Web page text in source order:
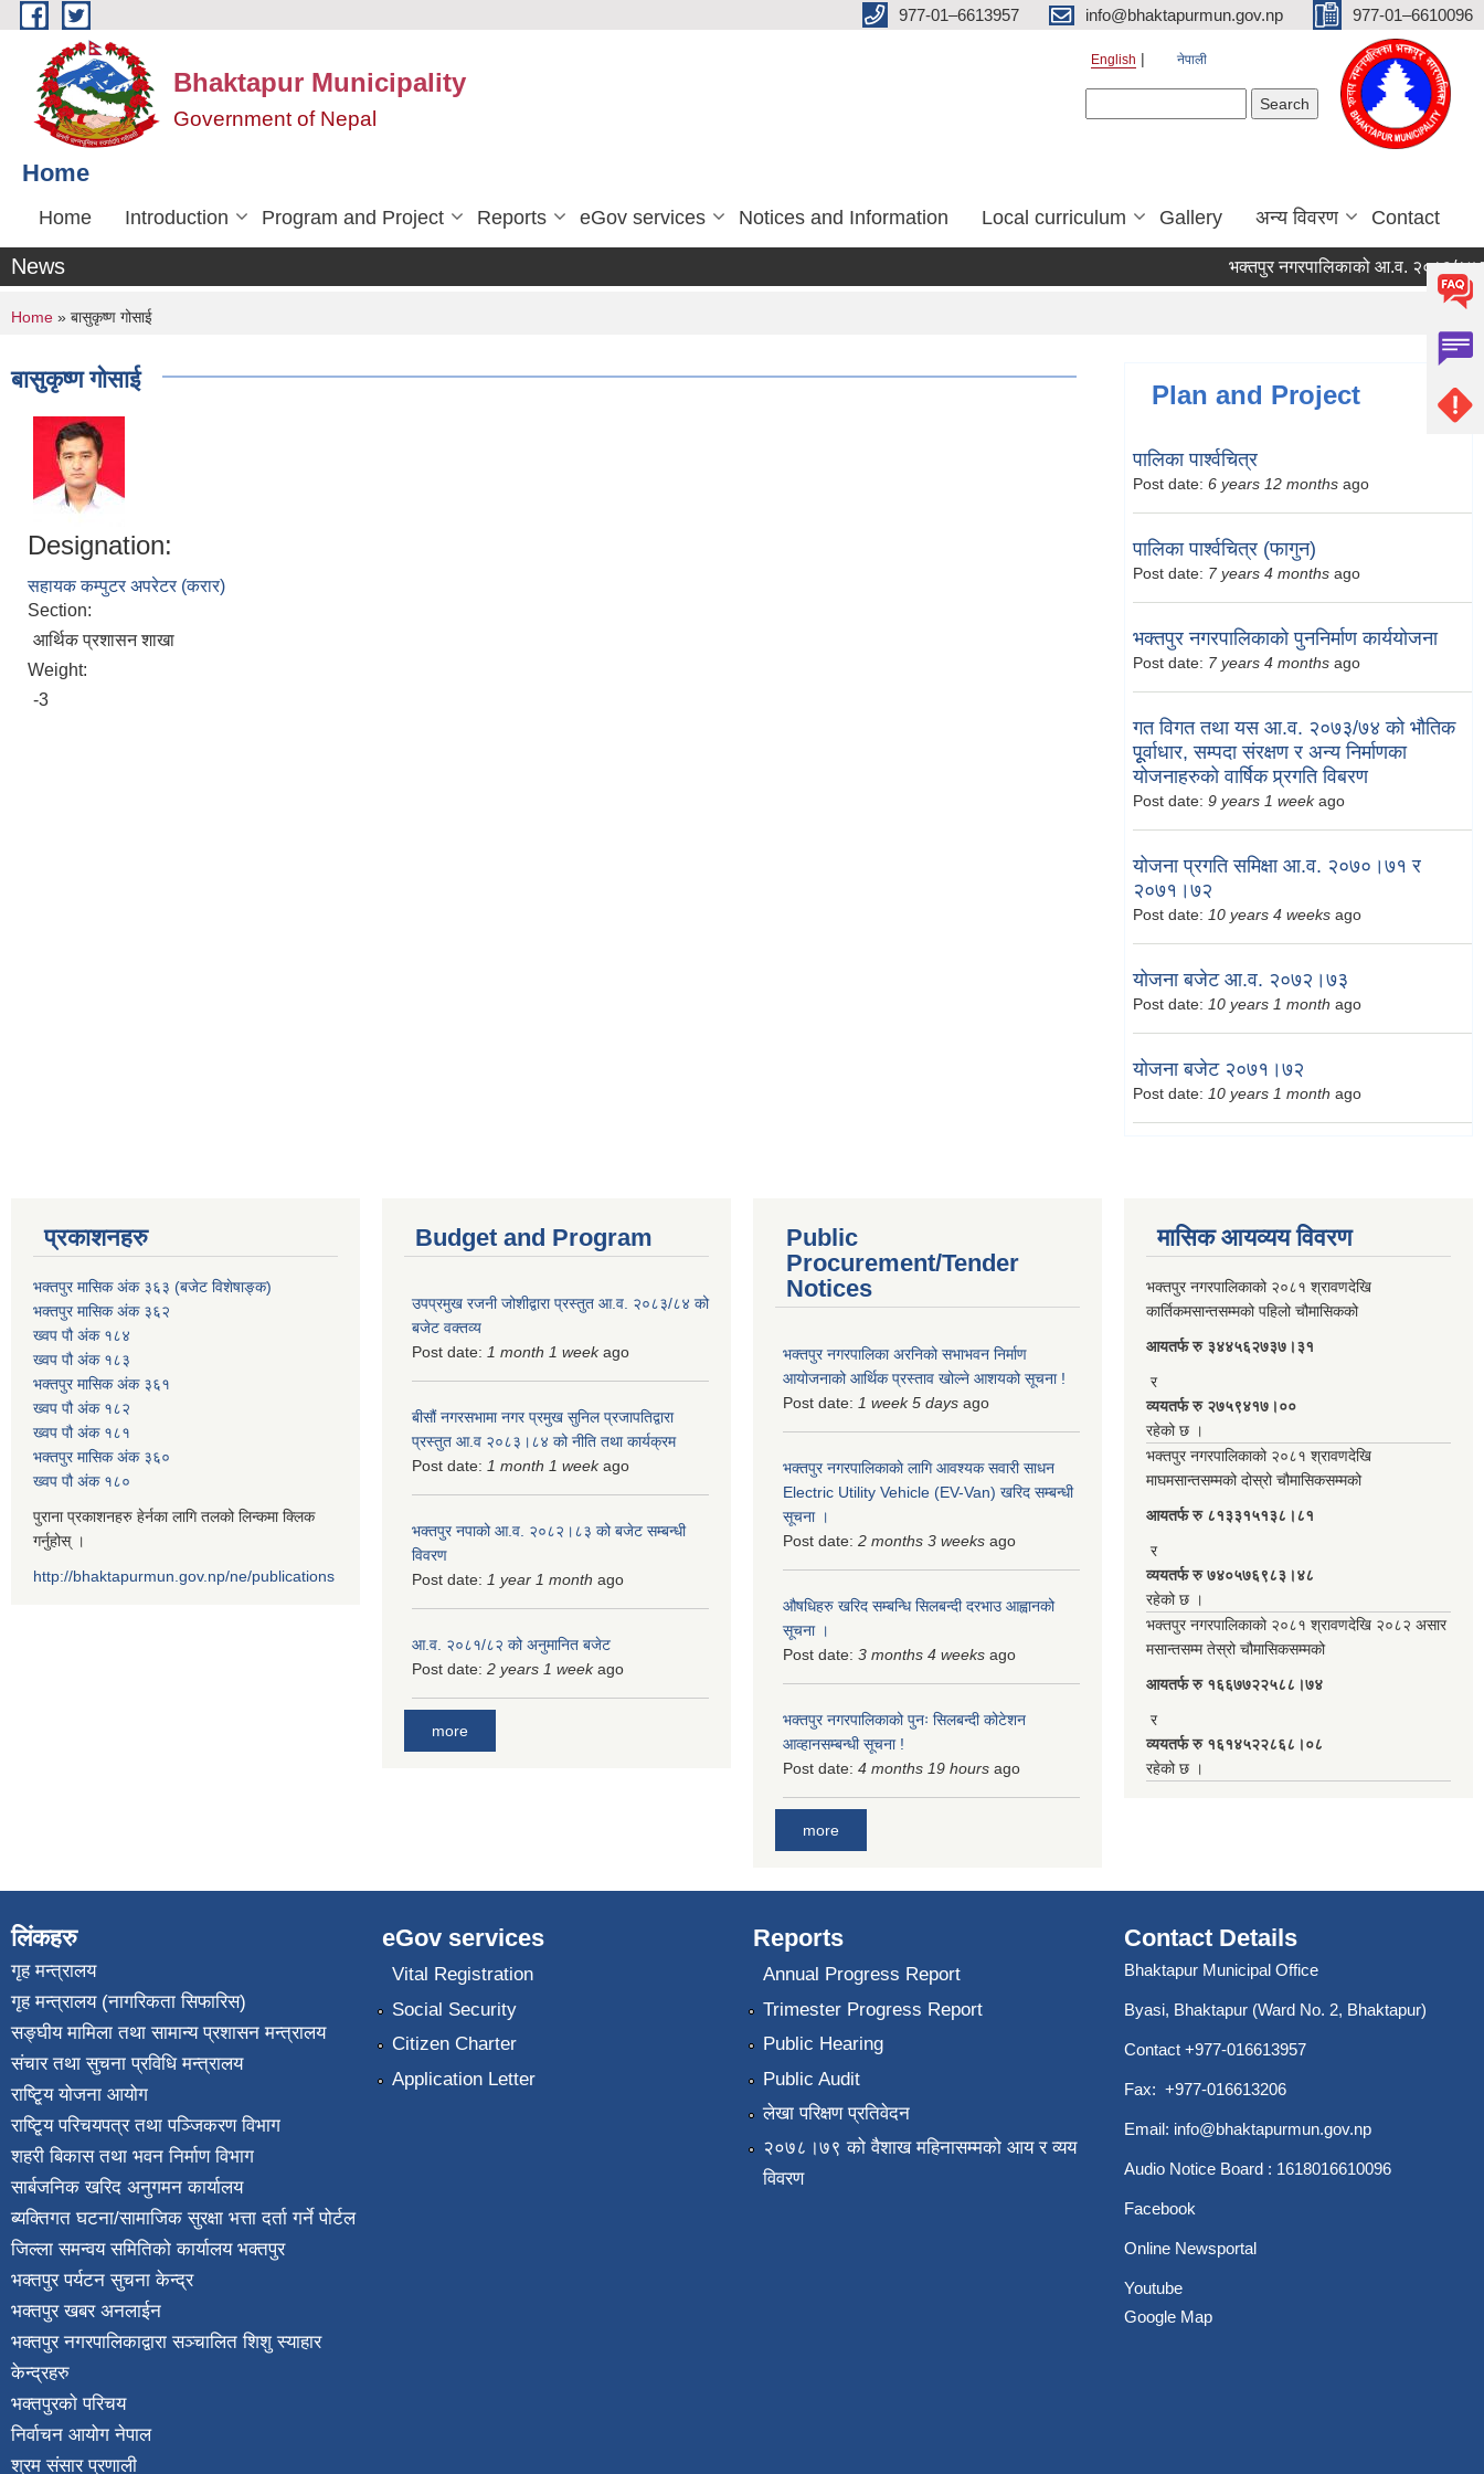
Skip to main content 977-01–6613957 info@bhaktapurmun.gov.np 977-01–6610096
Bhaktapur Municipality
Government of Nepal
English नेपाली
Home
Home Introduction Program and Project Reports eGov services Notices and Information Local curriculum Gallery अन्य विवरण Contact
News भक्तपुर नगरपालिकाको आ.व. २०८३/८४ को
You are here
Home » बासुकृष्ण गोसाई
बासुकृष्ण गोसाई
Designation:
सहायक कम्पुटर अपरेटर (करार)
Section:
आर्थिक प्रशासन शाखा
Weight:
-3
Plan and Project
पालिका पार्श्वचित्र
Post date: 6 years 12 months ago
पालिका पार्श्वचित्र (फागुन)
Post date: 7 years 4 months ago
भक्तपुर नगरपालिकाको पुननिर्माण कार्ययोजना
Post date: 7 years 4 months ago
गत विगत तथा यस आ.व. २०७३/७४ को भौतिक
पूूर्वाधार, सम्पदा संरक्षण र अन्य निर्माणका
योजनाहरुको वार्षिक प्र्रगति विबरण
Post date: 9 years 1 weekago
योजना प्रगति समिक्षा आ.व. २०७०।७१ र
२०७१।७२
Post date: 10 years 4 weeks ago
योजना बजेट आ.व. २०७२।७३
Post date: 10 years 1 month ago
योजना बजेट २०७१।७२
Post date: 10 years 1 month ago
प्रकाशनहरु
भक्तपुर मासिक अंक ३६३ (बजेट विशेषाङ्क)
भक्तपुर मासिक अंक ३६२
ख्वप पौ अंक १८४
ख्वप पौ अंक १८३
भक्तपुर मासिक अंक ३६१
ख्वप पौ अंक १८२
ख्वप पौ अंक १८१
भक्तपुर मासिक अंक ३६०
ख्वप पौ अंक १८०
पुराना प्रकाशनहरु हेर्नका लागि तलको लिन्कमा क्लिक
गर्नुहोस् ।
http://bhaktapurmun.gov.np/ne/publications
Budget and Program
उपप्रमुख रजनी जोशीद्वारा प्रस्तुत आ.व. २०८३/८४ को
बजेट वक्तव्य
Post date: 1 month 1 weekago
बीसौं नगरसभामा नगर प्रमुख सुनिल प्रजापतिद्वारा
प्रस्तुत आ.व‍ २०८३।८४ को नीति तथा कार्यक्रम
Post date: 1 month 1 weekago
भक्तपुर नपाको आ.व. २०८२।८३ को बजेट सम्बन्धी
विवरण
Post date: 1 year 1 month ago
आ.व. २०८१/८२ को अनुमानित बजेट
Post date: 2 years 1 weekago
more
Public
Procurement/Tender
Notices
भक्तपुर नगरपालिका अरनिको सभाभवन निर्माण
आयोजनाको आर्थिक प्रस्ताव खोल्ने आशयको सूचना !
Post date: 1 week 5 days ago
भक्तपुर नगरपालिकाकाे लागि आवश्यक सवारी साधन
Electric Utility Vehicle (EV-Van) खरिद सम्बन्धी
सूचना ।
Post date: 2 months 3 weeks ago
औषधिहरु खरिद सम्बन्धि सिलबन्दी दरभाउ आह्वानको
सूचना ।
Post date: 3 months 4 weeks ago
भक्तपुर नगरपालिकाको पुनः सिलबन्दी कोटेशन
आव्हानसम्बन्धी सूचना !
Post date: 4 months 19 hours ago
more
मासिक आयव्यय विवरण
भक्तपुर नगरपालिकाको २०८१ श्रावणदेखि
कार्तिकमसान्तसम्मको पहिलो चौमासिकको
आयतर्फ रु‌ ३४४५६२७३७।३१
र
व्ययतर्फ रु २७५९४१७।००
रहेको छ ।
भक्तपुर नगरपालिकाको २०८१ श्रावणदेखि
माघमसान्तसम्मको दोस्रो चौमासिकसम्मको
आयतर्फ रु‌ ८१३३१५१३८।८१
र
व्ययतर्फ रु ७४०५७६९८३।४८
रहेको छ ।
भक्तपुर नगरपालिकाको २०८१ श्रावणदेखि २०८२ असार
मसान्तसम्म तेस्रो चौमासिकसम्मको
आयतर्फ रु‌ १६६७७२२५८८।७४
र
व्ययतर्फ रु १६१४५२२८६८।०८
रहेको छ ।
लिंकहरु
गृह मन्त्रालय
गृह मन्त्रालय (नागरिकता सिफारिस)
सङ्घीय मामिला तथा सामान्य प्रशासन मन्त्रालय
संचार तथा सुचना प्रविधि मन्त्रालय
राष्टि्ृय योजना आयोग
राष्टि्ृय परिचयपत्र तथा पञ्जिकरण विभाग
शहरी बिकास तथा भवन निर्माण विभाग
सार्बजनिक खरिद अनुगमन कार्यालय
ब्यक्तिगत घटना/सामाजिक सुरक्षा भत्ता दर्ता गर्ने पोर्टल
जिल्ला समन्वय समितिको कार्यालय भक्तपुर
भक्तपुर पर्यटन सुचना केन्द्र
भक्तपुर खबर अनलाईन
भक्तपुर नगरपालिकाद्वारा सञ्चालित शिशु स्याहार
केन्द्रहरु
भक्तपुरकाे परिचय
निर्वाचन आयोग नेपाल
श्रम संसार प्रणाली
eGov services
Vital Registration
Social Security
Citizen Charter
Application Letter
Reports
Annual Progress Report
Trimester Progress Report
Public Hearing
Public Audit
लेखा परिक्षण प्रतिवेदन
२०७८।७९ को वैशाख महिनासम्मको आय र व्यय
विवरण
Contact Details
Bhaktapur Municipal Office
Byasi, Bhaktapur (Ward No. 2, Bhaktapur)
Contact +977-016613957
Fax: +977-016613206
Email: info@bhaktapurmun.gov.np
Audio Notice Board : 1618016610096
Facebook
Online Newsportal
Youtube
Google Map